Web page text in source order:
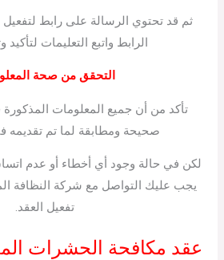
ثم قد تحتوي الرسالة على رابط لتفعيل
الرابط واتبع التعليمات لتأكيد
التحقق من صحة
تأكد من أن جميع المعلومات المذكورة
صحيحة ومطابقة لما تم تقديمه
لكن في حالة وجود أي أخطاء أو عدم
يجب عليك التواصل مع شركة النظافة
تفعيل العقد.
عقد مكافحة الحشرات